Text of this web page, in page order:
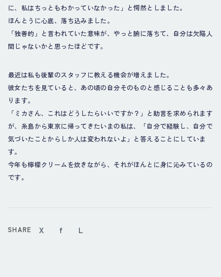
に、私はちっともわかっていなかった」と愕然としました。
ほんとうに心底、落ち込みました。
「独善的」と言われていた意味が、やっと腑に落ちて、自分は欠陥人
間じゃないかと思ったほどです。
最近は私も後輩のスタッフに教える機会が増えました。
彼女たちを見ていると、あの頃の自分そのものと感じることも多々あ
ります。
「ミカさん、これはどうしたらいいですか？」と助言を求められます
が、糸島から東京に帰ってきたいまの私は、「自分で経験し、自分で
気づいたことからしか人は変われないよ」と答えることにしていま
す。
今年も檸檬クリームを炊きながら、それがほんとに身に沁みているの
です。
SHARE X f L